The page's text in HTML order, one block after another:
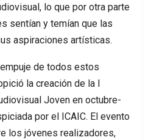
lo que por otra parte
sentían y temían que las
aspiraciones artísticas.
de todos estos
la creación de la I
Joven en octubre-
por el ICAIC. El evento
los jóvenes realizadores,